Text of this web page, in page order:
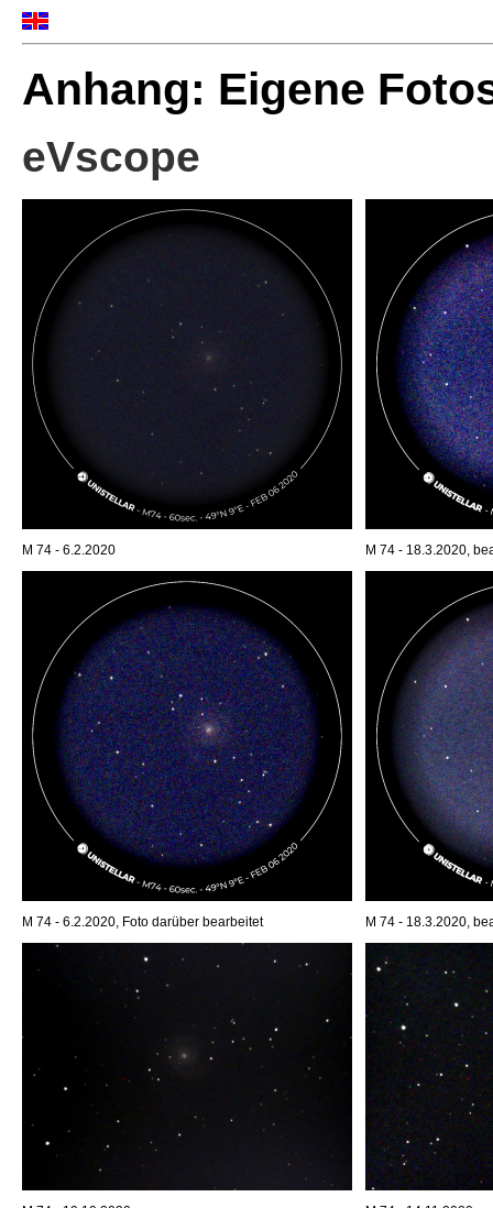
Anhang: Eigene
eVscope
M 74 - 6.2.2020 M 74 - 18.3.2020,
M 74 - 6.2.2020, Foto darüber bearbeitet M 74 - 18.3.2020,